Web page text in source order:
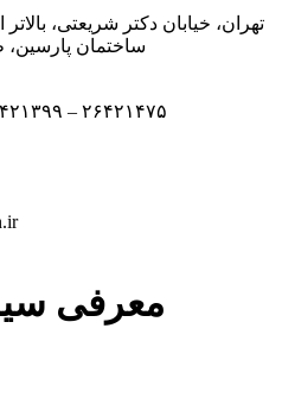
تهران، خیابان دکتر شریعتی،
ساختمان پارسین،
۲۶۴۲۱۳۹۵ –
معرفی